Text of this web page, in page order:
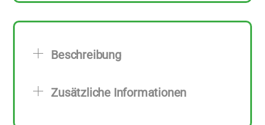
Shampoo
200
Beschreibung
Zusätzliche Informationen